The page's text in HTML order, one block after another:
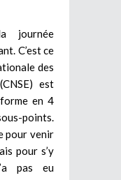
journée
C’est ce
des
est
en 4
points.
pour venir
pour s’y
pas eu